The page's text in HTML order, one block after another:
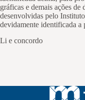
gráficas e demais ações
desenvolvidas pelo
devidamente identificada a
Li e concordo